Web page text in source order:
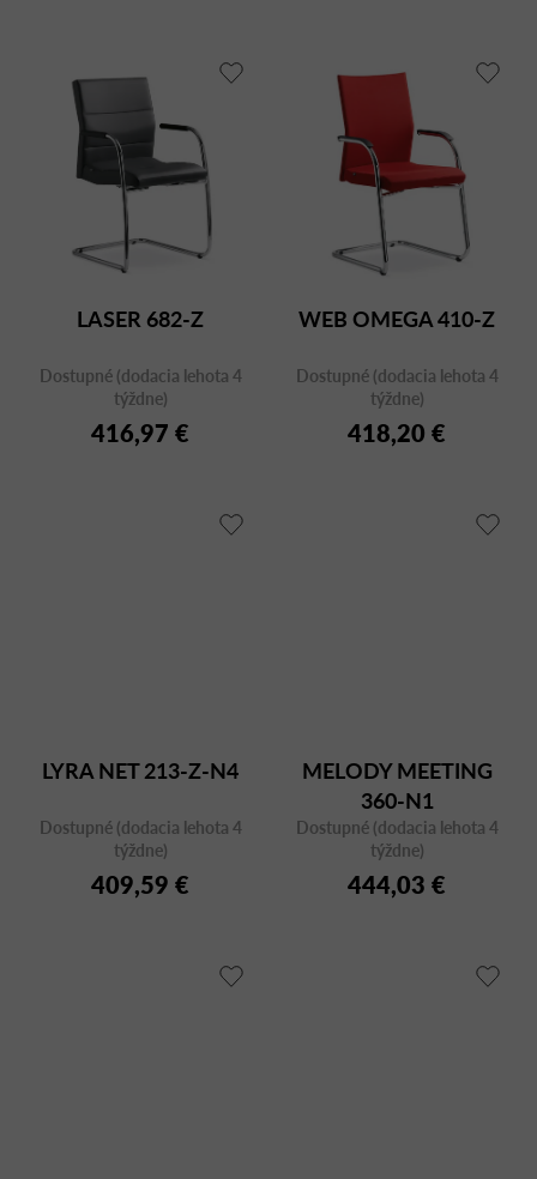
LASER 682-Z
Dostupné (dodacia lehota 4
týždne)
416,97 €
WEB OMEGA 410-Z
Dostupné (dodacia lehota 4
týždne)
418,20 €
LYRA NET 213-Z-N4
Dostupné (dodacia lehota 4
týždne)
409,59 €
MELODY MEETING
360-N1
Dostupné (dodacia lehota 4
týždne)
444,03 €